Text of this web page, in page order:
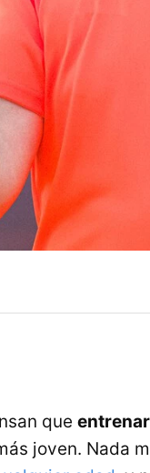
que
joven. Nada